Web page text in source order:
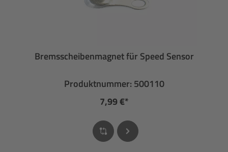
Bremsscheibenmagnet für Speed Sensor
Produktnummer: 500110
7,99 €*